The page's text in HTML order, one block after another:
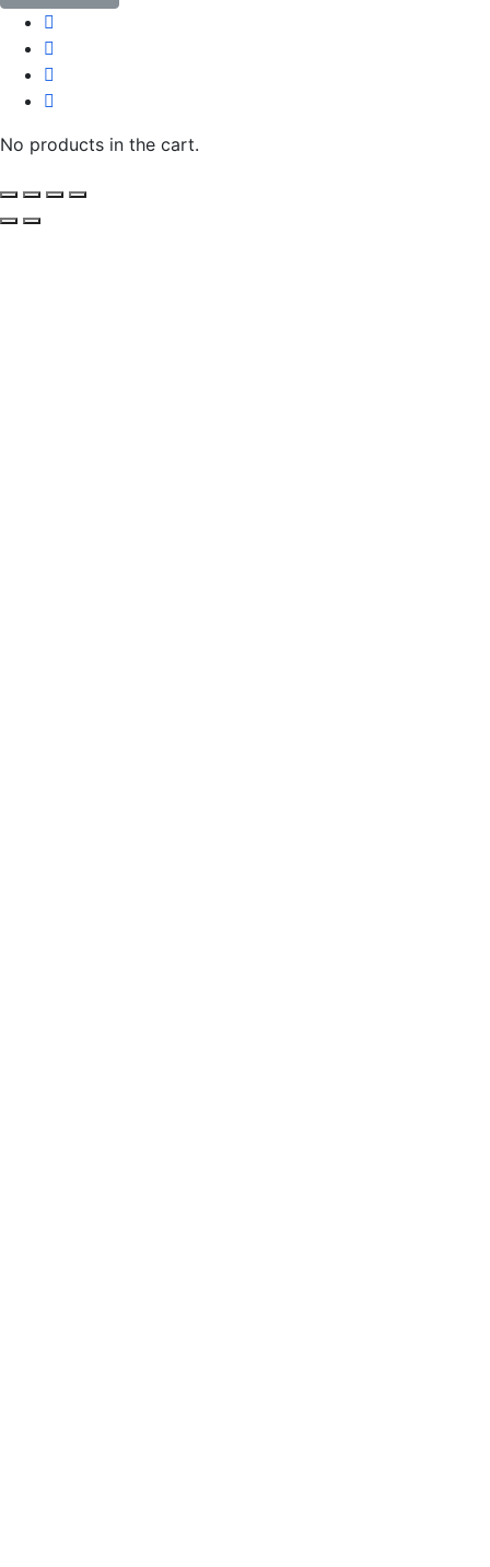
No products in the cart.